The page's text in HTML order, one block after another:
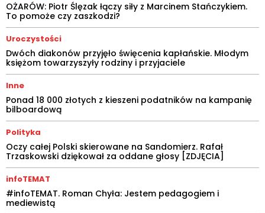
OŻARÓW: Piotr Ślęzak łączy siły z Marcinem Stańczykiem.
To pomoże czy zaszkodzi?
Uroczystości
Dwóch diakonów przyjęło święcenia kapłańskie. Młodym
księżom towarzyszyły rodziny i przyjaciele
Inne
Ponad 18 000 złotych z kieszeni podatników na kampanię
bilboardową
Polityka
Oczy całej Polski skierowane na Sandomierz. Rafał
Trzaskowski dziękował za oddane głosy [ZDJĘCIA]
infoTEMAT
#infoTEMAT. Roman Chyła: Jestem pedagogiem i
mediewistą